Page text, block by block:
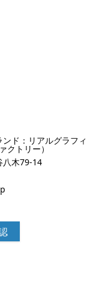
ド：リアルグラフィ
トリー）
八木79-14